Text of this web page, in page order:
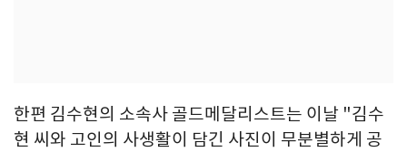
한편 김수현의 소속사 골드메달리스트는 이날 "김수
현 씨와 고인의 사생활이 담긴 사진이 무분별하게 공